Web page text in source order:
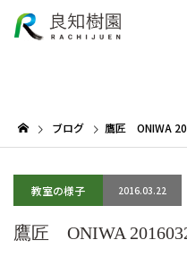
ブログ 鷹匠 ONIWA
教室の様子 2016.03.22
鷹匠 ONIWA